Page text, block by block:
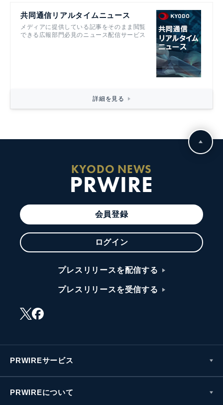
共同通信リアルタイムニュース
メディアに提供している記事をそのまま閲覧
できる広報部門必見のニュース配信サービス
詳細を見る
KYODO NEWS
PRWIRE
会員登録
ログイン
プレスリリースを配信する
プレスリリースを受信する
PRWIREサービス
PRWIREについて